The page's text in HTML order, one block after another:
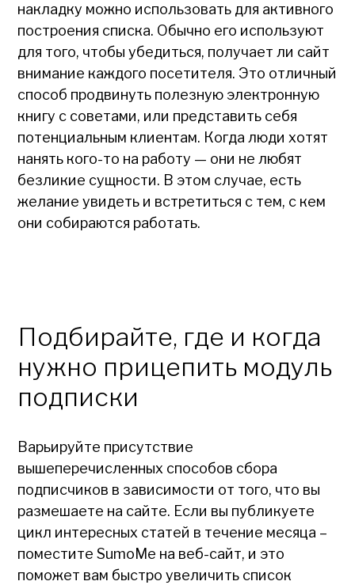
накладку можно использовать для активного
построения списка. Обычно его используют
для того, чтобы убедиться, получает ли сайт
внимание каждого посетителя. Это отличный
способ продвинуть полезную электронную
книгу с советами, или представить себя
потенциальным клиентам. Когда люди хотят
нанять кого-то на работу — они не любят
безликие сущности. В этом случае, есть
желание увидеть и встретиться с тем, с кем
они собираются работать.
Подбирайте, где и когда
нужно прицепить модуль
подписки
Варьируйте присутствие
вышеперечисленных способов сбора
подписчиков в зависимости от того, что вы
размешаете на сайте. Если вы публикуете
цикл интересных статей в течение месяца –
поместите SumoMe на веб-сайт, и это
поможет вам быстро увеличить список